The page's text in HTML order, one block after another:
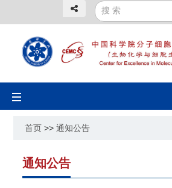
Toggle
navigation
首页 >>通知公告
通知公告